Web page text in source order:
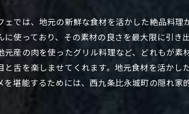
れ家の口コミと評判
新しい発見
比永城町で見つける隠れ家的グルメスポット
れ家的スポットを探す
ルメスポットリスト
では、地元の新鮮な食材を活かした絶品料理
使っており、その素材の良さを最大限に引き
産の肉を使ったグリル料理など、どれもが素
舌を楽しませてくれます。地元食材を活かし
堪能するためには、西九条比永城町の隠れ家